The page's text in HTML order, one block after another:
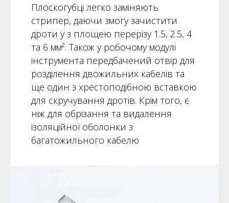
Плоскогубці легко заміняють
стрипер, даючи змогу зачистити
дроти у з площею перерізу 1.5, 2.5, 4
та 6 мм². Також у робочому модулі
інструмента передбачений отвір для
розділення двожильних кабелів та
ще один з хрестоподібною вставкою
для скручування дротів. Крім того, є
ніж для обрізання та видалення
ізоляційної оболонки з
багатожильного кабелю